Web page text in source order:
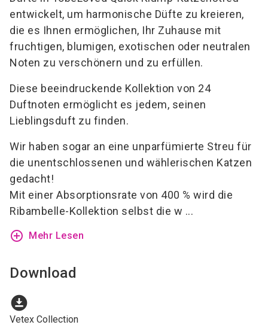
entwickelt, um harmonische Düfte zu kreieren,
die es Ihnen ermöglichen, Ihr Zuhause mit
fruchtigen, blumigen, exotischen oder neutralen
Noten zu verschönern und zu erfüllen.
Diese beeindruckende Kollektion von 24
Duftnoten ermöglicht es jedem, seinen
Lieblingsduft zu finden.
Wir haben sogar an eine unparfümierte Streu für
die unentschlossenen und wählerischen Katzen
gedacht!
Mit einer Absorptionsrate von 400 % wird die
Ribambelle-Kollektion selbst die w ...
add_circle_outline Mehr Lesen
Download
download_for_offline
Vetex Collection